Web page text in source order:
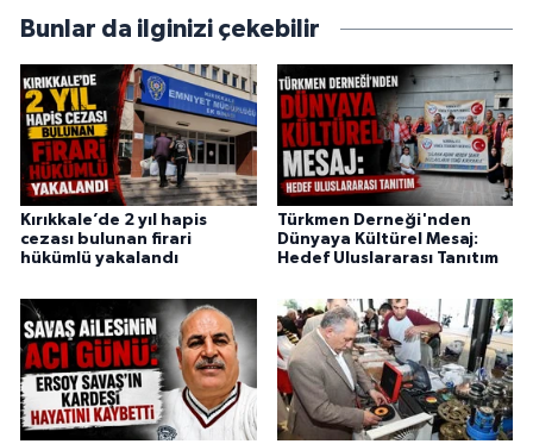
Bunlar da ilginizi çekebilir
Kırıkkale’de 2 yıl hapis
cezası bulunan firari
hükümlü yakalandı
Türkmen Derneği'nden
Dünyaya Kültürel Mesaj:
Hedef Uluslararası Tanıtım